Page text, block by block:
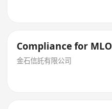
Compliance for MLO
金石信託有限公司